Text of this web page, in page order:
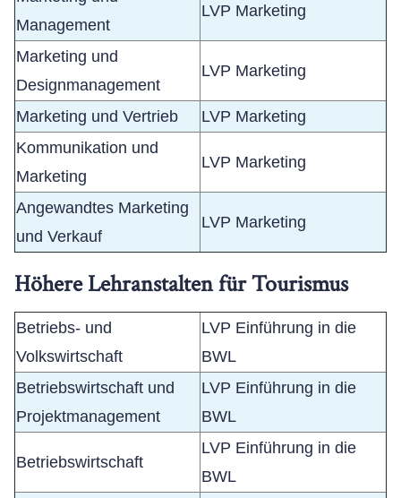
Management
LVP Marketing
Marketing und
Designmanagement
LVP Marketing
Marketing und Vertrieb
LVP Marketing
Kommunikation und
Marketing
LVP Marketing
Angewandtes Marketing
und Verkauf
LVP Marketing
Höhere Lehranstalten für Tourismus
Betriebs- und
Volkswirtschaft
LVP Einführung in die
BWL
Betriebswirtschaft und
Projektmanagement
LVP Einführung in die
BWL
Betriebswirtschaft
LVP Einführung in die
BWL